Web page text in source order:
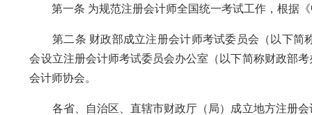
第一条 为规范注册会计师全国统一考试工作，根据《
第二条 财政部成立注册会计师考试委员会（以下简
会设立注册会计师考试委员会办公室（以下简称财政部
会计师协会。
各省、自治区、直辖市财政厅（局）成立地方注册会